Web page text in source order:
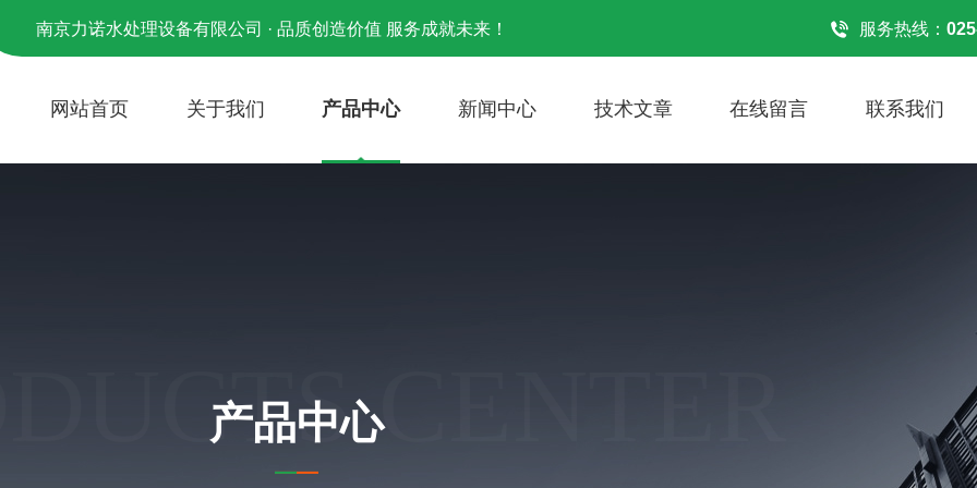
南京力诺水处理设备有限公司 · 品质创造价值 服务成就未来！ 服务热线：
网站首页 关于我们 产品中心 新闻中心 技术文章 在线留言 联系我们
CENTER
产品中心